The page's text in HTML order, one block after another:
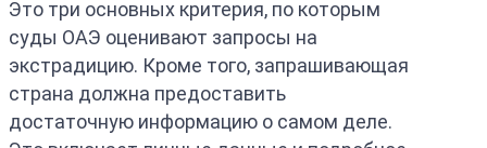
Это три основных критерия, по которым
суды ОАЭ оценивают запросы на
экстрадицию. Кроме того, запрашивающая
страна должна предоставить
достаточную информацию о самом деле.